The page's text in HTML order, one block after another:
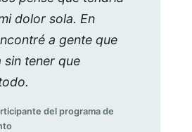
dolor sola. En
a gente que
sin tener que
del programa de